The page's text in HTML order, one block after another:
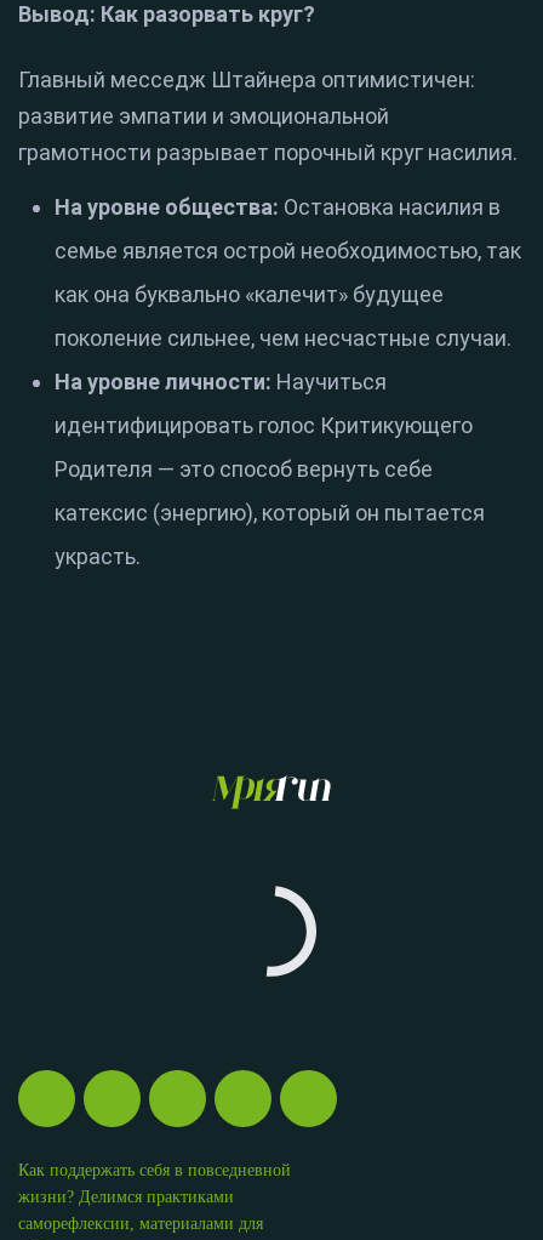
Вывод: Как разорвать круг?
Главный месседж Штайнера оптимистичен:
развитие эмпатии и эмоциональной
грамотности разрывает порочный круг насилия.
На уровне общества: Остановка насилия в
семье является острой необходимостью, так
как она буквально «калечит» будущее
поколение сильнее, чем несчастные случаи.
На уровне личности: Научиться
идентифицировать голос Критикующего
Родителя — это способ вернуть себе
катексис (энергию), который он пытается
украсть.
Как поддержать себя в повседневной
жизни? Делимся практиками
саморефлексии, материалами для